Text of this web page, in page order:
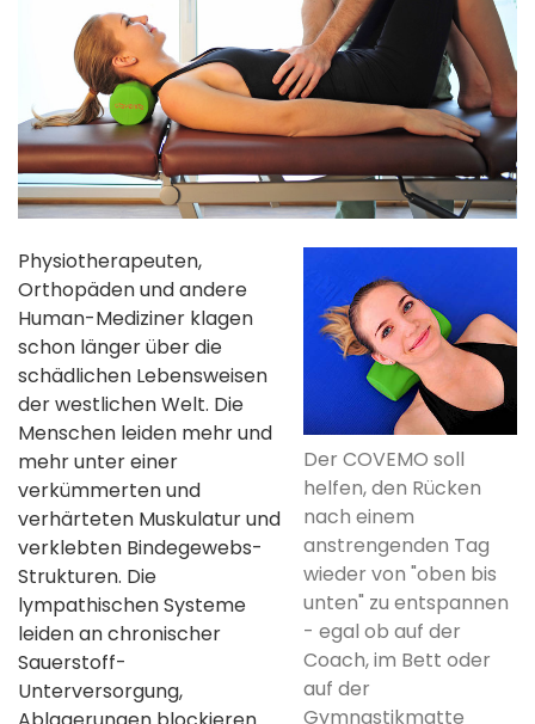
Der COVEMO soll
helfen, den Rücken
nach einem
anstrengenden Tag
wieder von "oben bis
unten" zu entspannen
- egal ob auf der
Coach, im Bett oder
auf der
Gymnastikmatte
Physiotherapeuten,
Orthopäden und andere
Human-Mediziner klagen
schon länger über die
schädlichen Lebensweisen
der westlichen Welt. Die
Menschen leiden mehr und
mehr unter einer
verkümmerten und
verhärteten Muskulatur und
verklebten Bindegewebs-
Strukturen. Die
lympathischen Systeme
leiden an chronischer
Sauerstoff-
Unterversorgung,